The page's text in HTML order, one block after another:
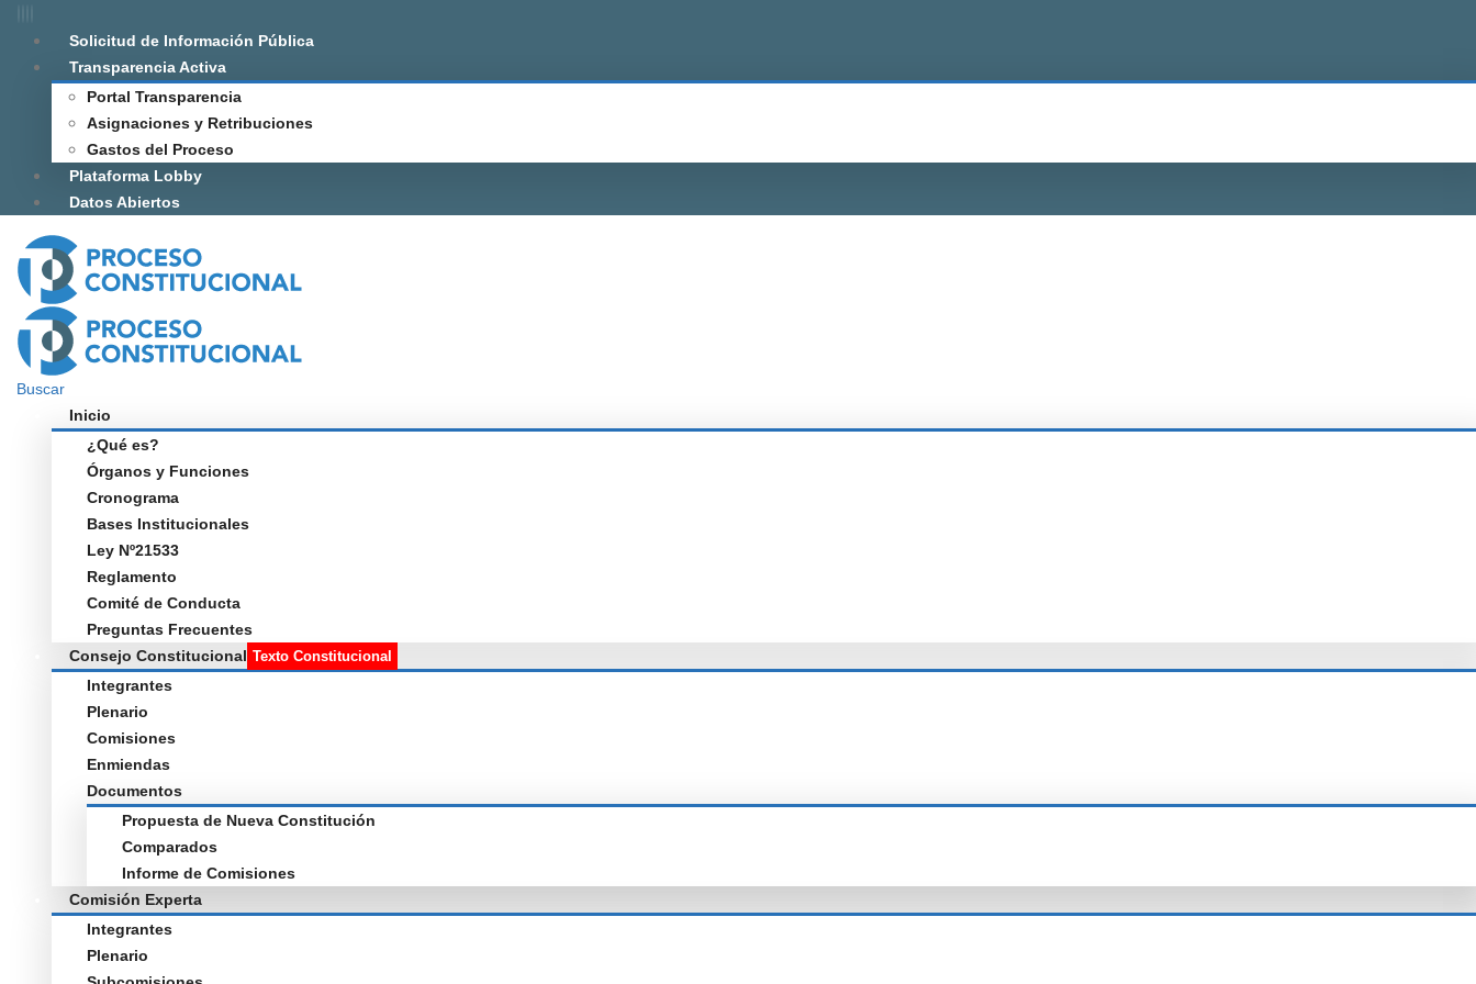
Solicitud de Información Pública
Transparencia Activa
Portal Transparencia
Asignaciones y Retribuciones
Gastos del Proceso
Plataforma Lobby
Datos Abiertos
Buscar
Inicio
¿Qué es?
Órganos y Funciones
Cronograma
Bases Institucionales
Ley Nº21533
Reglamento
Comité de Conducta
Preguntas Frecuentes
Consejo Constitucional Texto Constitucional
Integrantes
Plenario
Comisiones
Enmiendas
Documentos
Propuesta de Nueva Constitución
Comparados
Informe de Comisiones
Comisión Experta
Integrantes
Plenario